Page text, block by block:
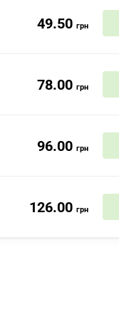
49.50 грн
78.00 грн
96.00 грн
126.00 грн